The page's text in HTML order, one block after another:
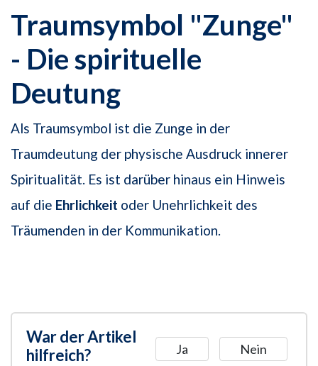
Traumsymbol "Zunge"
- Die spirituelle
Deutung
Als Traumsymbol ist die Zunge in der
Traumdeutung der physische Ausdruck innerer
Spiritualität. Es ist darüber hinaus ein Hinweis
auf die Ehrlichkeit oder Unehrlichkeit des
Träumenden in der Kommunikation.
War der Artikel
hilfreich?
Ja Nein